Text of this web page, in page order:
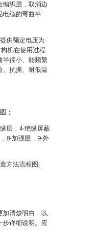
编织层，取消边
电缆的弯曲半
供额定电压为
机在使用过程
半径小、能频繁
、抗撕、耐低温
；
层，4-绝缘屏蔽
8-加强层，9-外
方法流程图。
加清楚明白，以
步详细说明。应